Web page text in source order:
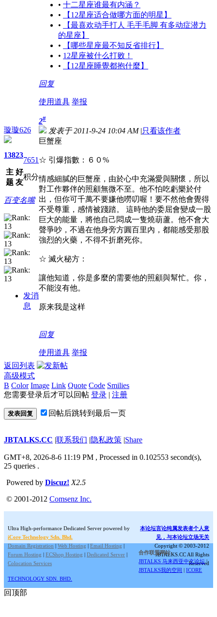
• 十二星座谁最有内涵？
•
【12星座适合做哪方面的明星】
•
【最喜欢动手打人 毛手毛脚 有多动症潜力
的星座】
•
【哪些星座最不知反省排行】
• 12星座被什么打败！
•
【12星座睡覺都抱什麼】
回复
使用道具 举报
璇璇626
138
主
题
23
好
友
7651
积分
百变名嘴
发消
息
2#
发表于 2011-9-24 10:04 AM |只看该作者
巨蟹座
☆ 引爆指數：６０%
情感細膩的巨蟹座，由於心中充滿愛與關懷，所以
對工作夥伴的照顧無微不至。他不怕吃虧樂於付
出，但你可千萬不要嫌他嘮叨喔！要不然他會覺得
不受尊重，感情被踐踏。 這時他的委屈會變成一股
巨大的能量，將他自己悶成一隻燒葫蘆。他不會大
聲爭吵，不過在他身旁方圓百里內，都能感受那股
強烈的火藥，不得不折磨死你。
☆ 滅火秘方：
讓他知道，你是多麼的需要他的照顧與幫忙。你，
不能沒有他。
原来我是这样
回复
使用道具 举报
返回列表
高级模式
B Color Image Link Quote Code Smilies
您需要登录后才可以回帖 登录 | 注册
发表回复 回帖后跳转到最后一页
JBTALKS.CC |联系我们 |隐私政策 |Share
GMT+8, 2026-8-6 11:19 PM , Processed in 0.102553 second(s),
25 queries .
Powered by Discuz! X2.5
© 2001-2012 Comsenz Inc.
Ultra High-performance Dedicated Server powered by
iCore Technology Sdn. Bhd.
Domain Registration | Web Hosting | Email Hosting |
Forum Hosting | ECShop Hosting | Dedicated Server |
Colocation Services
本论坛言论纯属发表者个人意
见，与本论坛立场无关
Copyright © 2003-2012
JBTALKS.CC All Rights
Reserved
合作联盟网站:
JBTALKS 马来西亚中文论坛 |
JBTALKS我的空间 |ICORE
TECHNOLOGY SDN. BHD.
回顶部